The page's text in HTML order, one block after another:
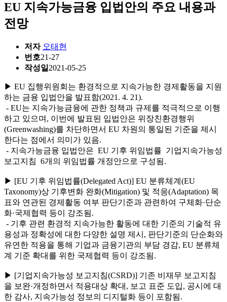
EU 지속가능금융 입법안의 주요 내용과
전망
저자 오태현
번호21-27
작성일 2021-05-25
▶ EU 집행위원회는 환경적으로 지속가능한 경제활동을 지원
하는 금융 입법안을 발표함(2021. 4. 21).
- EU는 지속가능금융에 관한 정책과 규제를 적극적으로 이행
하고 있으며, 이번에 발표된 입법안은 위장친환경행위
(Greenwashing)를 차단하면서 EU 차원의 통일된 기준을 제시
한다는 점에서 의미가 있음.
- 지속가능금융 입법안은 EU 기후 위임법률 기업지속가능성
보고지침 6개의 위임법률 개정안으로 구성됨.
▶ [EU 기후 위임법률(Delegated Act)] EU 분류체계(EU
Taxonomy)상 기후변화 완화(Mitigation) 및 적응(Adaptation) 목
표와 연관된 경제활동 여부 판단기준과 관련하여 구체화·단순
화·국제협력 등이 강조됨.
- 기후 관련 환경적 지속가능한 활동에 대한 기준의 기술적 유
용성과 정확성에 대한 다양한 설명 제시, 판단기준의 단순화와
유연한 적용을 통해 기업과 금융기관의 부담 경감, EU 분류체
계 기준 확대를 위한 국제협력 등이 강조됨.
▶ [기업지속가능성 보고지침(CSRD)] 기존 비재무 보고지침
을 보완·개정하면서 적용대상 확대, 보고 표준 도입, 공시에 대
한 감사, 지속가능성 정보의 디지털화 등이 포함됨.